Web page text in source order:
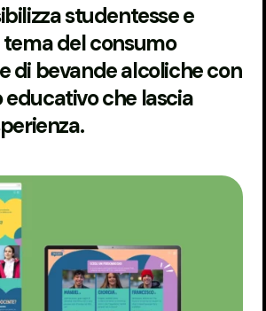
studentesse e
del consumo
di bevande alcoliche con
che lascia